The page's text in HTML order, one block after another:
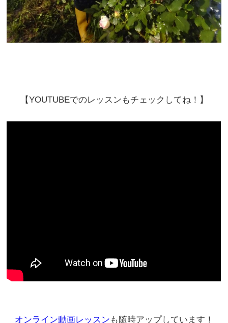
【YOUTUBEでのレッスンもチェックしてね！】
オンライン動画レッスン も随時アップしています！